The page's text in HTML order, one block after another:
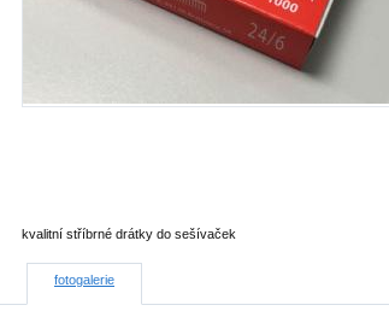
kvalitní stříbrné drátky do sešívaček
fotogalerie